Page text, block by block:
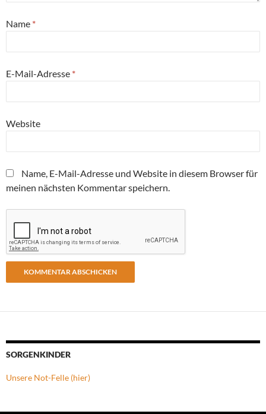
Name *
E-Mail-Adresse *
Website
Name, E-Mail-Adresse und Website in diesem Browser für
meinen nächsten Kommentar speichern.
SORGENKINDER
Unsere Not-Felle (hier)